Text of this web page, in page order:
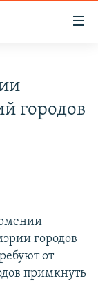
городов
городов
от
примкнуть